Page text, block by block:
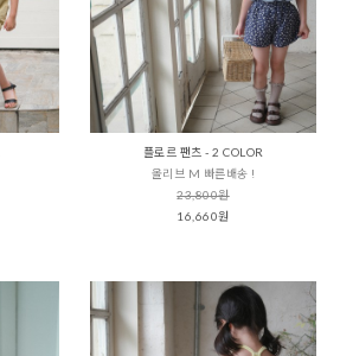
플로르 팬츠 - 2 COLOR
올리브 M 빠른배송 !
23,800원
16,660원